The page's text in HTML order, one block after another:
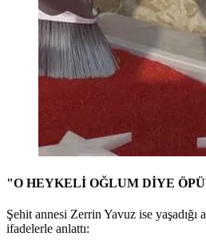
"O HEYKELİ OĞLUM DİYE
Şehit annesi Zerrin Yavuz ise yaşadığı
ifadelerle anlattı: